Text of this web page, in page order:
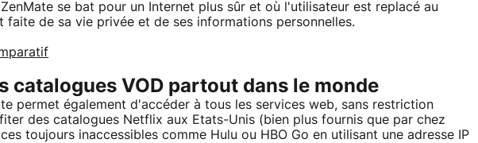
se bat pour un Internet plus sûr et où l'utilisateur est replacé au
de sa vie privée et de ses informations personnelles.
catalogues VOD partout dans le monde
permet également d'accéder à tous les services web, sans restriction
des catalogues Netflix aux Etats-Unis (bien plus fournis que par chez
toujours inaccessibles comme Hulu ou HBO Go en utilisant une adresse IP